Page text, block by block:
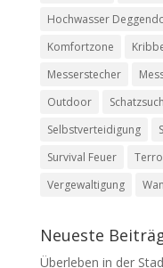
Hochwasser
Komfortzone
Messerstecher
Outdoor
Selbstverteidigung
Survival Feuer
Vergewaltigung
Neueste
Überleben in der